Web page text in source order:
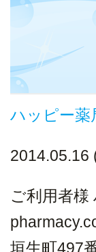
ハッピー
2014.05.16
ご利用者様
垣生町497